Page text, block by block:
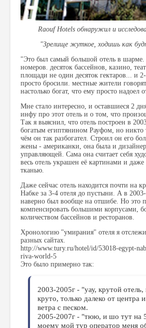
Raouf Hotels обнаружил и
"Зрелище жуткое, ходишь как
"Это был самый большой отель в шарме.
номеров. десяток бассейнов, казино,
площади не один десяток гектаров... и 2-
просто бросили. местные жители
настолько богат, что ему просто надоел
Мне стало интересно, и оставшиеся 2
инфу про этот отель и о том, что
Так я выяснил, что отель построен в
богатым египтянином Рауфом, но никто
чём он так разбогател. Строил он его
жены - американки, она была и
управляющей. Сама она считает себя
весь отель украшен её картинами и
тканью.
Даже сейчас отель находится почти на
Набке за 3-4 отеля до пустыни. А в 2003-
наверно был вообще на отшибе. Но это
компенсировать большими корпусами,
количеством бассейнов и ресторанов.
Хронологию "умирания" отеля я
разных сайтах.
http://www.tury.ru/hotel/id/53018-egypt-
riva-world-5
Это было примерно так:
2003-2005г - "уау, крутой отель,
круто, только далеко от центра
ветра с песком.
2005-2007г - "тюю, и шо тут на
моему мой тур оператор меня